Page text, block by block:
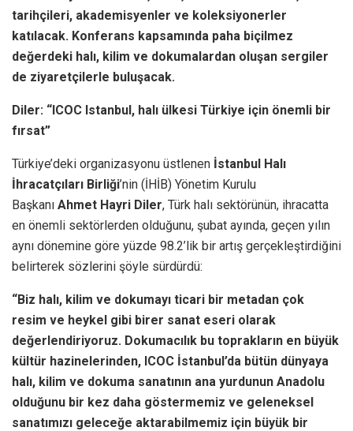
tarihçileri, akademisyenler ve koleksiyonerler
katılacak. Konferans kapsamında paha biçilmez
değerdeki halı, kilim ve dokumalardan oluşan sergiler
de ziyaretçilerle buluşacak.
Diler: “ICOC Istanbul, halı ülkesi Türkiye için önemli bir
fırsat”
Türkiye’deki organizasyonu üstlenen İstanbul Halı
İhracatçıları Birliği’nin (İHİB) Yönetim Kurulu
Başkanı Ahmet Hayri Diler, Türk halı sektörünün, ihracatta
en önemli sektörlerden olduğunu, şubat ayında, geçen yılın
aynı dönemine göre yüzde 98.2’lik bir artış gerçekleştirdiğini
belirterek sözlerini şöyle sürdürdü:
“Biz halı, kilim ve dokumayı ticari bir metadan çok
resim ve heykel gibi birer sanat eseri olarak
değerlendiriyoruz. Dokumacılık bu toprakların en büyük
kültür hazinelerinden, ICOC İstanbul’da bütün dünyaya
halı, kilim ve dokuma sanatının ana yurdunun Anadolu
olduğunu bir kez daha göstermemiz ve geleneksel
sanatımızı geleceğe aktarabilmemiz için büyük bir